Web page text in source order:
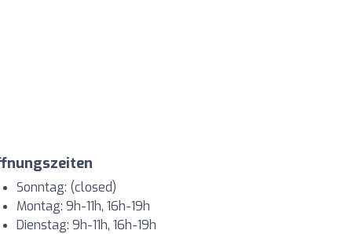
Sonntag: (closed)
Montag: 9h-11h, 16h-19h
Dienstag: 9h-11h, 16h-19h